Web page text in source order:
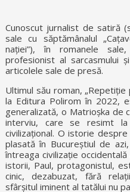
Cunoscut jurnalist de satiră
sale cu săptămânalul
nației”), în romanele
profesionist al sarcasmului
articolele sale de presă.
Ultimul său roman,
la Editura Polirom în 2022,
generalizată, o Matrioșka de
interviu, care se resimt la
civilizațional. O istorie
plasată în Bucureștiul de
întreaga civilizație
istorii, Paul, protagonistul,
cinic, dezabuzat, fără
sfârșitul iminent al tatălui nu